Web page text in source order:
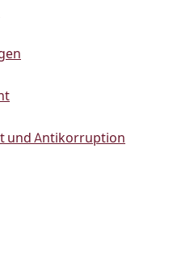
und Antikorruption